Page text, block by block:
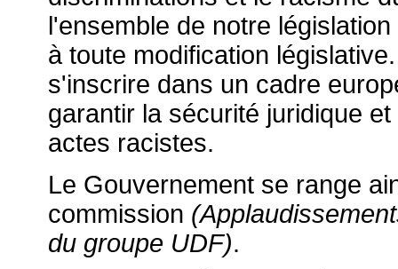
l'ensemble de notre
à toute modification
s'inscrire dans un cadre
garantir la sécurité juridique
actes racistes.
Le Gouvernement se range
commission
du groupe UDF).